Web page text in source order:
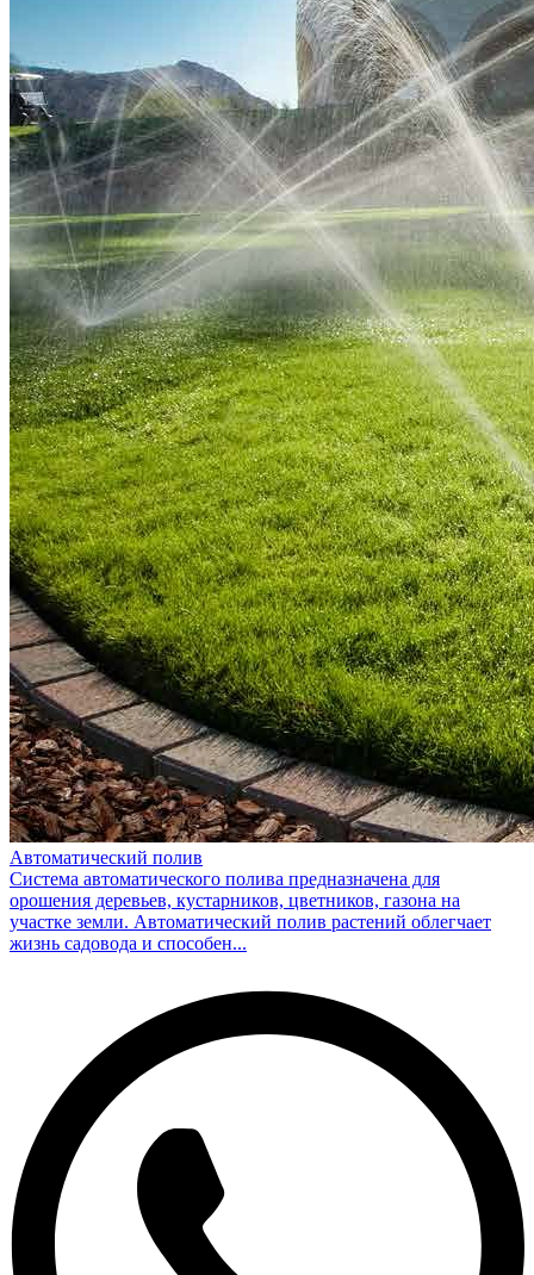
Автоматический полив
Система автоматического полива предназначена для
орошения деревьев, кустарников, цветников, газона на
участке земли. Автоматический полив растений облегчает
жизнь садовода и способен...